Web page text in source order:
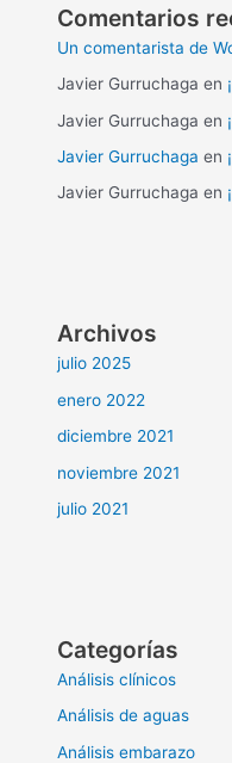
Comentarios
Un comentarista de
Javier Gurruchaga en
Javier Gurruchaga en
Javier Gurruchaga en
Javier Gurruchaga en
Archivos
julio 2025
enero 2022
diciembre 2021
noviembre 2021
julio 2021
Categorías
Análisis clínicos
Análisis de aguas
Análisis embarazo